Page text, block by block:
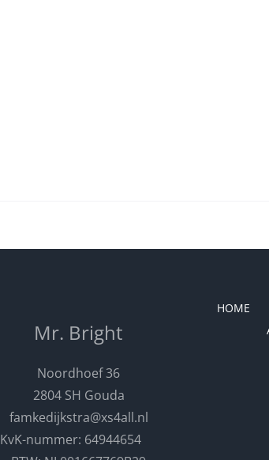
Mr. Bright
Noordhoef 36
2804 SH Gouda
famkedijkstra@xs4all.nl
KvK-nummer: 64944654
HOME